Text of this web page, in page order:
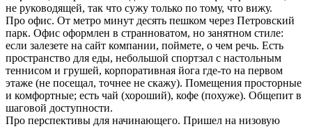
не руководящей, так что сужу только по тому, что вижу.
Про офис. От метро минут десять пешком через Петровский
парк. Офис оформлен в странноватом, но занятном стиле:
если залезете на сайт компании, поймете, о чем речь. Есть
пространство для еды, небольшой спортзал с настольным
теннисом и грушей, корпоративная йога где-то на первом
этаже (не посещал, точнее не скажу). Помещения просторные
и комфортные; есть чай (хороший), кофе (похуже). Общепит в
шаговой доступности.
Про перспективы для начинающего. Пришел на низовую